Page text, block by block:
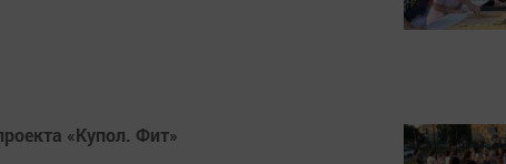
«Купол. Фит»